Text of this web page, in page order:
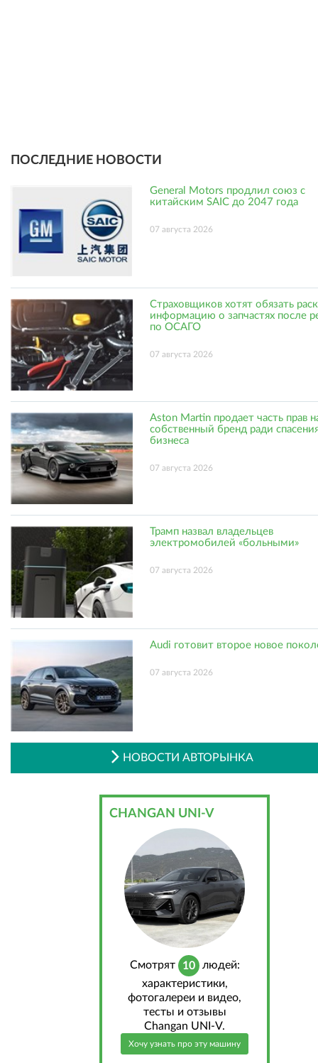
ПОСЛЕДНИЕ НОВОСТИ
General Motors продлил союз с
китайским SAIC до 2047 года
07 августа 2026
Страховщиков хотят обязать
информацию о запчастях после
по ОСАГО
07 августа 2026
Aston Martin продает часть прав
собственный бренд ради
бизнеса
07 августа 2026
Трамп назвал владельцев
электромобилей «больными»
07 августа 2026
Audi готовит второе новое
07 августа 2026
НОВОСТИ АВТОРЫНКА
CHANGAN UNI-V
Cмотрят 10 людей:
характеристики,
фотогалереи и видео,
тесты и отзывы
Changan UNI-V.
Хочу узнать про эту машину